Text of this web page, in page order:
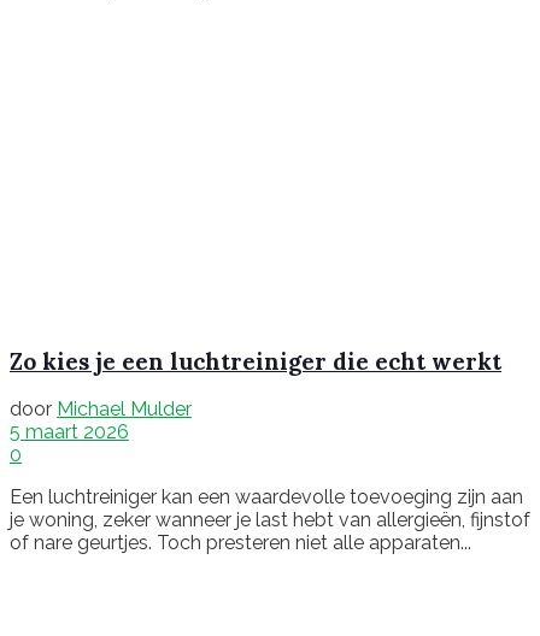
Zo kies je een luchtreiniger die echt werkt
door Michael Mulder
5 maart 2026
0
Een luchtreiniger kan een waardevolle toevoeging zijn aan
je woning, zeker wanneer je last hebt van allergieën, fijnstof
of nare geurtjes. Toch presteren niet alle apparaten...